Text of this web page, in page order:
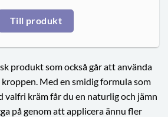
produkt som också går att använda
Med en smidig formula som
valfri kräm får du en naturlig och jämn
på genom att applicera ännu fler
Till produkt